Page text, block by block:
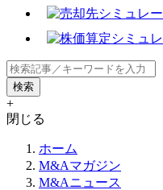
+
閉じる
ホーム
M&Aマガジン
M&Aニュース